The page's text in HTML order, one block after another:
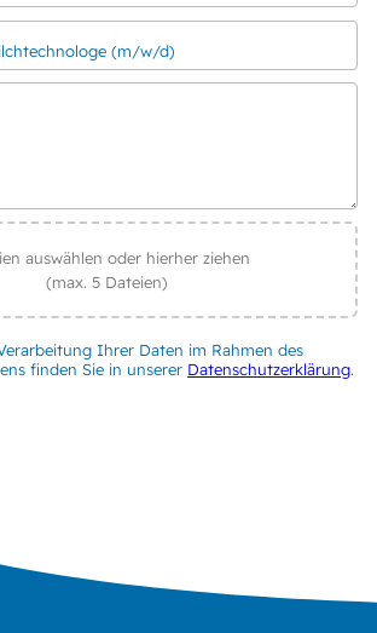
auswählen oder hierher ziehen
(max. 5 Dateien)
Ihrer Daten im Rahmen des
finden Sie in unserer Datenschutzerklärung.